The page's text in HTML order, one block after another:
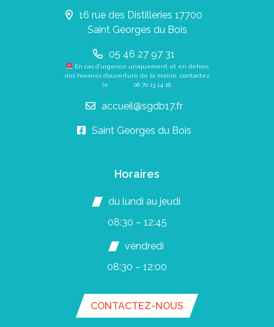
16 rue des Distilleries 17700
Saint Georges du Bois
05 46 27 97 31
En cas d’urgence uniquement et en dehors
des horaires d’ouverture de la mairie, contactez
le 06 70 13 14 18.
accueil@sgdb17.fr
Saint Georges du Bois
Horaires
du lundi au jeudi
08:30 – 12:45
vendredi
08:30 – 12:00
CONTACTEZ-NOUS